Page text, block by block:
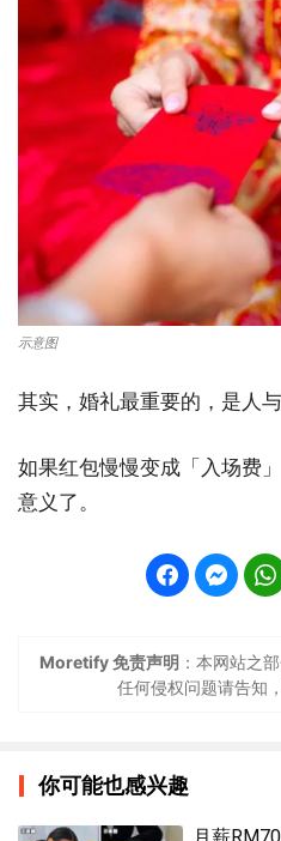
示意图
其实，婚礼最重要的，是人
如果红包慢慢变成「入场费
意义了。
Moretify 免责声明 ：本网站之
任何侵权问题请告知
你可能也感兴趣
月薪